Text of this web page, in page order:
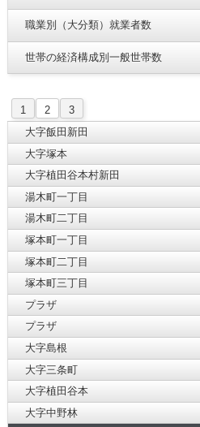
職業別（大分類）就業者数
世帯の経済構成別一般世帯数
1 2
3
大字飯田新田
大字塚本
大字植田谷本村新田
湯木町一丁目
湯木町二丁目
塚本町一丁目
塚本町二丁目
塚本町三丁目
プラザ
プラザ
大字島根
大字三条町
大字植田谷本
大字中野林